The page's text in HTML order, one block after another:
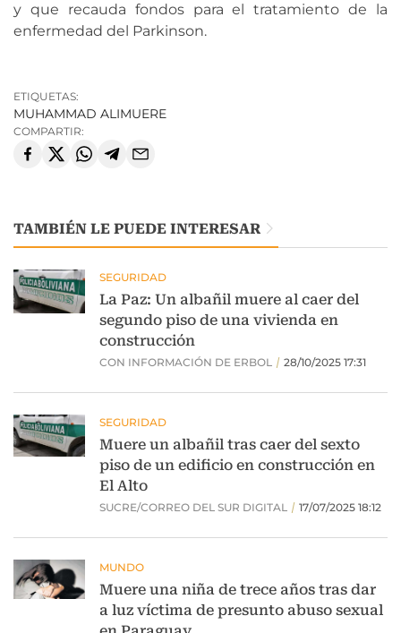
y que recauda fondos para el tratamiento de la
enfermedad del Parkinson.
ETIQUETAS:
MUHAMMAD ALIMUERE
COMPARTIR:
TAMBIÉN LE PUEDE INTERESAR